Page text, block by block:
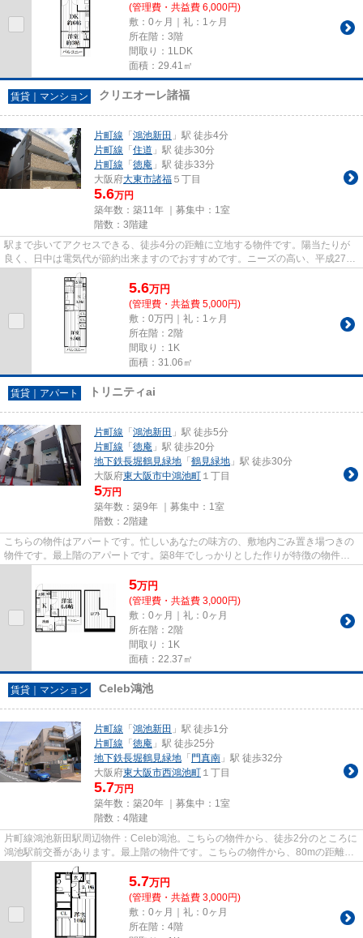
(管理費・共益費 6,000円)
敷：0ヶ月｜礼：1ヶ月
所在階：3階
間取り：1LDK
面積：29.41㎡
賃貸｜マンション クリエオーレ諸福
片町線 「 鴻池新田 」駅 徒歩4分
片町線 「 住道 」駅 徒歩30分
片町線 「 徳庵 」駅 徒歩33分
大阪府大東市諸福 ５丁目
5.6万円
築年数：築11年 ｜募集中： 1室
階数：3階建
駅まで歩いてアクセスできる、徒歩4分の距離に立地する物件です。陽当たりが
良く、日中は電気代が節約出来ますのでおすすめです。ニーズの高い、平成27年
築の物件で、オシャレな室内が...
5.6万円
(管理費・共益費 5,000円)
敷：0万円｜礼：1ヶ月
所在階：2階
間取り：1K
面積：31.06㎡
賃貸｜アパート トリニティai
片町線 「 鴻池新田 」駅 徒歩5分
片町線 「 徳庵 」駅 徒歩20分
地下鉄長堀鶴見緑地 「 鶴見緑地 」駅 徒歩30分
大阪府東大阪市中鴻池町 １丁目
5万円
築年数：築9年 ｜募集中： 1室
階数：2階建
こちらの物件はアパートです。忙しいあなたの味方の、敷地内ごみ置き場つきの
物件です。最上階のアパートです。築8年でしっかりとした作りが特徴の物件で
5万円
(管理費・共益費 3,000円)
敷：0ヶ月｜礼：0ヶ月
所在階：2階
間取り：1K
面積：22.37㎡
賃貸｜マンション Celeb鴻池
片町線 「 鴻池新田 」駅 徒歩1分
片町線 「 徳庵 」駅 徒歩25分
地下鉄長堀鶴見緑地 「 門真南 」駅 徒歩32分
大阪府東大阪市西鴻池町 １丁目
5.7万円
築年数：築20年 ｜募集中： 1室
階数：4階建
片町線鴻池新田駅周辺物件：Celeb鴻池。こちらの物件から、徒歩2分のところに
鴻池駅前交番があります。最上階の物件です。こちらの物件から、80mの距離に
駐車場があります。当物件以外...
5.7万円
(管理費・共益費 3,000円)
敷：0ヶ月｜礼：0ヶ月
所在階：4階